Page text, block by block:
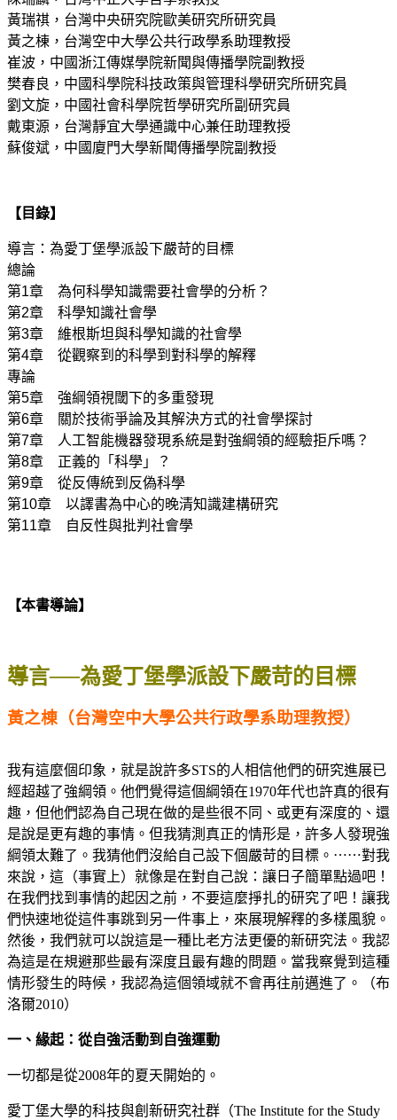
黃瑞祺，台灣中央研究院歐美研究所研究員
黃之棟，台灣空中大學公共行政學系助理教授
崔波，中國浙江傳媒學院新聞與傳播學院副教授
樊春良，中國科學院科技政策與管理科學研究所研究員
劉文旋，中國社會科學院哲學研究所副研究員
戴東源，台灣靜宜大學通識中心兼任助理教授
蘇俊斌，中國廈門大學新聞傳播學院副教授
【目錄】
導言：為愛丁堡學派設下嚴苛的目標
總論
第1章 為何科學知識需要社會學的分析？
第2章 科學知識社會學
第3章 維根斯坦與科學知識的社會學
第4章 從觀察到的科學到對科學的解釋
專論
第5章 強綱領視閾下的多重發現
第6章 關於技術爭論及其解決方式的社會學探討
第7章 人工智能機器發現系統是對強綱領的經驗拒斥嗎？
第8章 正義的「科學」？
第9章 從反傳統到反偽科學
第10章 以譯書為中心的晚清知識建構研究
第11章 自反性與批判社會學
【本書導論】
導言──為愛丁堡學派設下嚴苛的目標
黃之棟（台灣空中大學公共行政學系助理教授）
我有這麼個印象，就是說許多STS的人相信他們的研究進展已
經超越了強綱領。他們覺得這個綱領在1970年代也許真的很有
趣，但他們認為自己現在做的是些很不同、或更有深度的、還
是說是更有趣的事情。但我猜測真正的情形是，許多人發現強
綱領太難了。我猜他們沒給自己設下個嚴苛的目標。⋯⋯對我
來說，這（事實上）就像是在對自己說：讓日子簡單點過吧！
在我們找到事情的起因之前，不要這麼掙扎的研究了吧！讓我
們快速地從這件事跳到另一件事上，來展現解釋的多樣風貌。
然後，我們就可以說這是一種比老方法更優的新研究法。我認
為這是在規避那些最有深度且最有趣的問題。當我察覺到這種
情形發生的時候，我認為這個領域就不會再往前邁進了。（布
洛爾2010）
一、緣起：從自強活動到自強運動
一切都是從2008年的夏天開始的。
愛丁堡大學的科技與創新研究社群（The Institute for the Study